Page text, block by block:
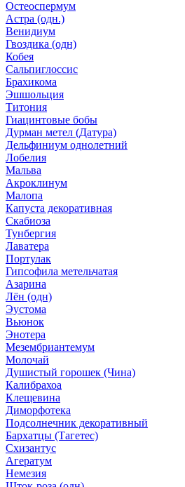
Остеоспермум
Астра (одн.)
Венидиум
Гвоздика (одн)
Кобея
Сальпиглоссис
Брахикома
Эшшольция
Титония
Гиацинтовые бобы
Дурман метел (Датура)
Дельфиниум однолетний
Лобелия
Мальва
Акроклинум
Малопа
Капуста декоративная
Скабиоза
Тунбергия
Лаватера
Портулак
Гипсофила метельчатая
Азарина
Лён (одн)
Эустома
Вьюнок
Энотера
Мезембриантемум
Молочай
Душистый горошек (Чина)
Калибрахоа
Клещевина
Диморфотека
Подсолнечник декоративный
Бархатцы (Тагетес)
Схизантус
Агератум
Немезия